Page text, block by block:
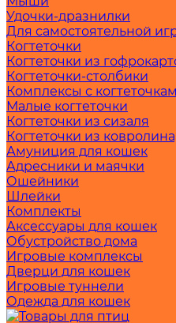
Удочки-дразнилки
Для самостоятельной
Когтеточки
Когтеточки из
Когтеточки-столбики
Комплексы с
Малые когтеточки
Когтеточки из сизаля
Когтеточки из
Амуниция для кошек
Адресники и маячки
Ошейники
Шлейки
Комплекты
Аксессуары для кошек
Обустройство дома
Игровые комплексы
Дверци для кошек
Игровые туннели
Одежда для кошек